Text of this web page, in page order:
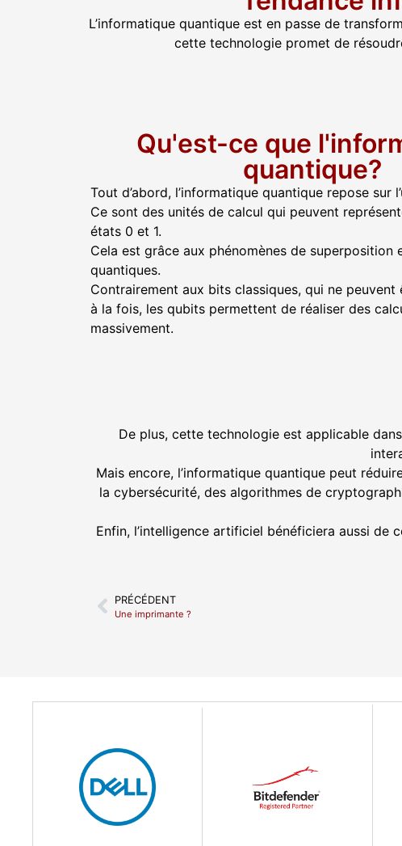
L’informatique quantique est en passe de
cette technologie promet de
Qu'est-ce que
quantique?
Tout d’abord, l’informatique quantique repose sur
Ce sont des unités de calcul qui peuvent
états 0 et 1.
Cela est grâce aux phénomènes de superposition
quantiques.
Contrairement aux bits classiques, qui ne peuvent
à la fois, les qubits permettent de réaliser des
massivement.
De plus, cette technologie est applicable
Mais encore, l’informatique quantique peut
la cybersécurité, des algorithmes de
Enfin, l’intelligence artificiel bénéficiera aussi
PRÉCÉDENT
Une imprimante ?